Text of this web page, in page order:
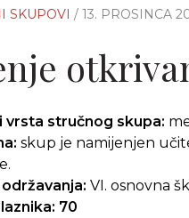
SKUPOVI / 13. PROSINCA
vrsta stručnog skupa:
skup je namijenjen
VI. osnovna
70